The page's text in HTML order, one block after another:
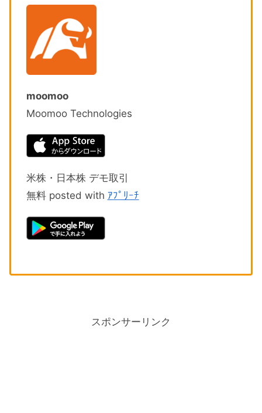
moomoo
Moomoo Technologies
米株・日本株 デモ取引
無料 posted with ｱﾌﾟﾘｰﾁ
スポンサーリンク